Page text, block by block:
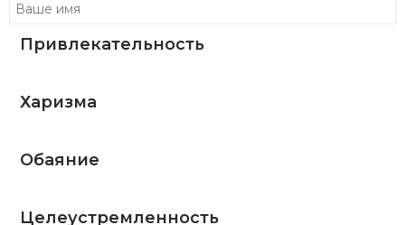
Привлекательность
Харизма
Обаяние
Целеустремленность